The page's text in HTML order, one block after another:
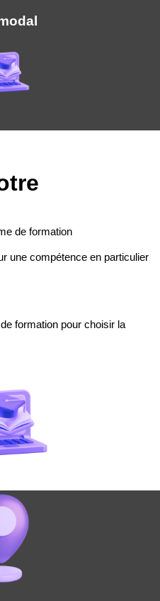
de formation
une compétence en particulier
formation pour choisir la